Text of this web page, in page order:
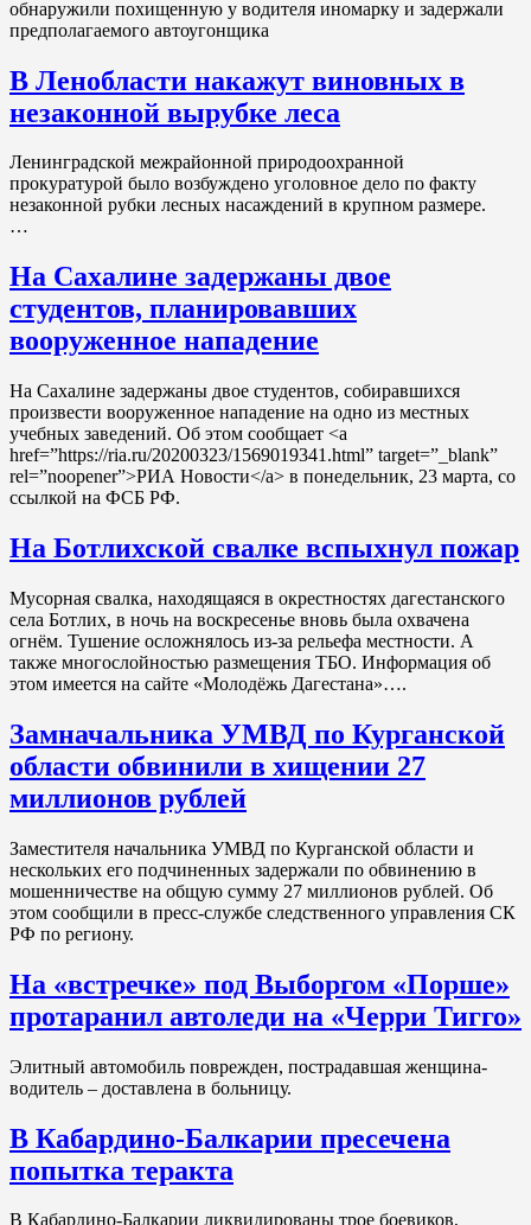
обнаружили похищенную у водителя иномарку и задержали
предполагаемого автоугонщика
В Ленобласти накажут виновных в
незаконной вырубке леса
Ленинградской межрайонной природоохранной
прокуратурой было возбуждено уголовное дело по факту
незаконной рубки лесных насаждений в крупном размере.
…
На Сахалине задержаны двое
студентов, планировавших
вооруженное нападение
На Сахалине задержаны двое студентов, собиравшихся
произвести вооруженное нападение на одно из местных
учебных заведений. Об этом сообщает <a
href=”https://ria.ru/20200323/1569019341.html” target=”_blank”
rel=”noopener”>РИА Новости</a> в понедельник, 23 марта, со
ссылкой на ФСБ РФ.
На Ботлихской свалке вспыхнул пожар
Мусорная свалка, находящаяся в окрестностях дагестанского
села Ботлих, в ночь на воскресенье вновь была охвачена
огнём. Тушение осложнялось из-за рельефа местности. А
также многослойностью размещения ТБО. Информация об
этом имеется на сайте «Молодёжь Дагестана»….
Замначальника УМВД по Курганской
области обвинили в хищении 27
миллионов рублей
Заместителя начальника УМВД по Курганской области и
нескольких его подчиненных задержали по обвинению в
мошенничестве на общую сумму 27 миллионов рублей. Об
этом сообщили в пресс-службе следственного управления СК
РФ по региону.
На «встречке» под Выборгом «Порше»
протаранил автоледи на «Черри Тигго»
Элитный автомобиль поврежден, пострадавшая женщина-
водитель – доставлена в больницу.
В Кабардино-Балкарии пресечена
попытка теракта
В Кабардино-Балкарии ликвидированы трое боевиков,